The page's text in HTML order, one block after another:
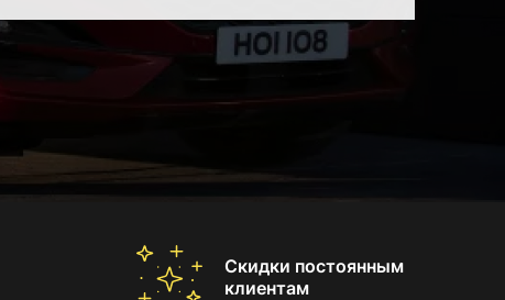
Скидки постоянным
клиентам